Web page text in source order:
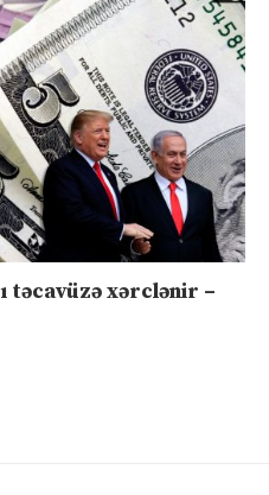
təcavüzə xərclənir –